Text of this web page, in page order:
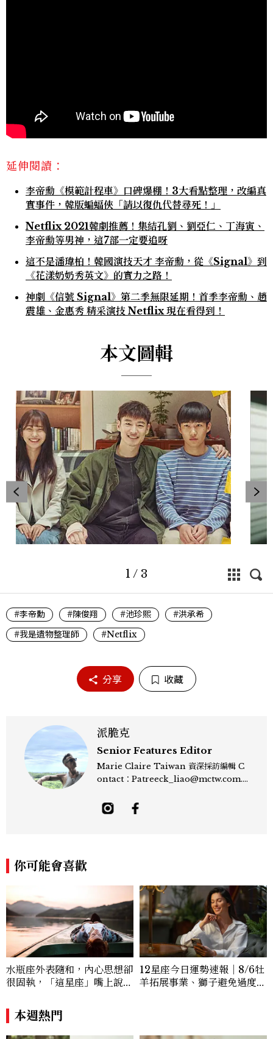
延伸閱讀：
李帝勳《模範計程車》口碑爆棚！3大看點整理，改編真
實事件，韓版蝙蝠俠「請以復仇代替尋死！」
Netflix 2021韓劇推薦！集結孔劉、劉亞仁、丁海寅、
李帝勳等男神，這7部一定要追呀
這不是潘瑋柏！韓國演技天才 李帝勳，從《Signal》到
《花漾奶奶秀英文》的實力之路！
神劇《信號 Signal》第二季無限延期！首季李帝勳、趙
震雄、金惠秀 精采演技 Netflix 現在看得到！
本文圖輯
1 / 3
#李帝勳 #陳俊翔 #池珍熙
#洪承希
#我是遺物整理師
#Netflix
分享 收藏
派脆克
Senior Features Editor
Marie Claire Taiwan 資深採訪編輯 C
ontact：Patreeck_liao@mctw.com.t
敏銳的觀察力與敘事能力，撰寫出兼具深度
與美感的專題內容，長期關注亞洲娛樂、人
力的跨平台敘事語言。認為好的內容不僅是
記錄時代，更是溫柔的行動——在每一段訪
談與每一篇文章裡，留下值得反覆回味的
光。
你可能會喜歡
水瓶座外表隨和，內心思想卻
很固執，「這星座」嘴上說都
選！12星座最難被改變的一
面
12星座今日運勢速報｜8/6牡
羊拓展事業、獅子避免過度借
本週熱門